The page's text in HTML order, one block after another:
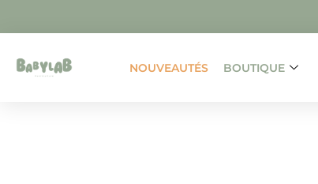
NOUVEAUTÉS BOUTIQUE